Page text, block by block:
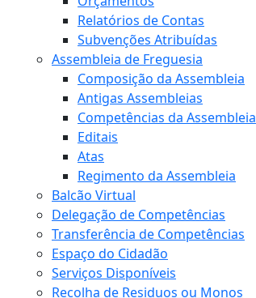
Relatórios de Contas
Subvenções Atribuídas
Assembleia de Freguesia
Composição da Assembleia
Antigas Assembleias
Competências da Assembleia
Editais
Atas
Regimento da Assembleia
Balcão Virtual
Delegação de Competências
Transferência de Competências
Espaço do Cidadão
Serviços Disponíveis
Recolha de Residuos ou Monos